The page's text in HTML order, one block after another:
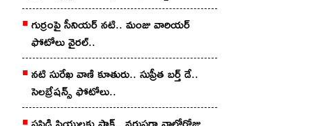
గుర్రంపై సీనియ‌ర్ న‌టి.. మంజు వారియ‌ర్
ఫోటోలు వైర‌ల్..
న‌టి సురేఖ వాణి కూతురు.. సుప్రీత బ‌ర్త్ డే..
సెల‌బ్రేష‌న్స్ ఫోటోలు..